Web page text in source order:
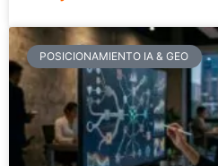
POSICIONAMIENTO IA & GEO